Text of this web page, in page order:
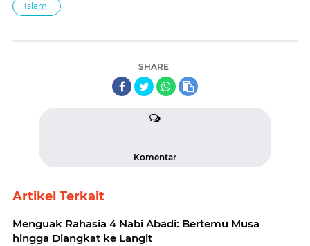
Islami
SHARE
Komentar
Artikel Terkait
Menguak Rahasia 4 Nabi Abadi: Bertemu Musa
hingga Diangkat ke Langit